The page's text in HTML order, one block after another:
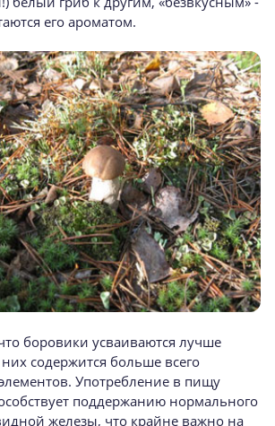
его ароматом.
боровики усваиваются лучше
содержится больше всего
Употребление в пищу
поддержанию нормального
железы, что крайне важно на